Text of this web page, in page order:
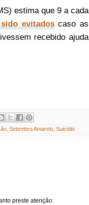
estima que 9 a cada
evitadoscaso as
recebido ajuda
Setembro Amarelo Suicídio
preste atenção: